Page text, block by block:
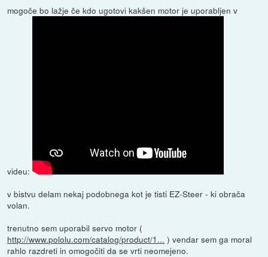
mogoče bo lažje če kdo ugotovi kakšen motor je uporabljen v
videu:
v bistvu delam nekaj podobnega kot je tisti EZ-Steer - ki obrača
volan.
trenutno sem uporabil servo motor (
http://www.pololu.com/catalog/product/1... ) vendar sem ga moral
rahlo razdreti in omogočiti da se vrti neomejeno.